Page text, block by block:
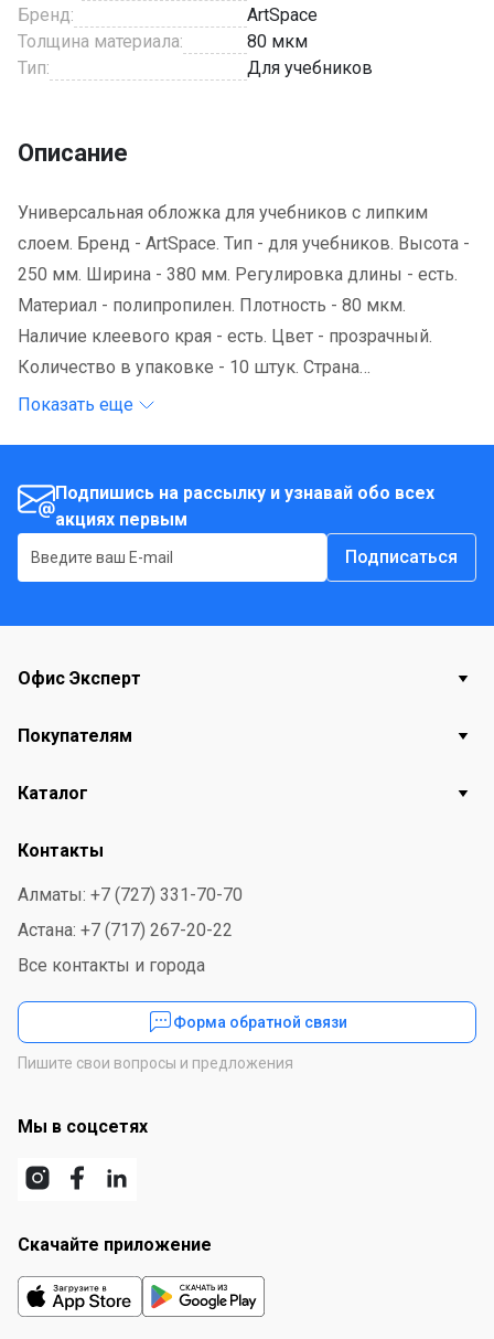
Бренд:
ArtSpace
Толщина материала:
80 мкм
Тип:
Для учебников
Описание
Универсальная обложка для учебников с липким
слоем. Бренд - ArtSpace. Тип - для учебников. Высота -
250 мм. Ширина - 380 мм. Регулировка длины - есть.
Материал - полипропилен. Плотность - 80 мкм.
Наличие клеевого края - есть. Цвет - прозрачный.
Количество в упаковке - 10 штук. Страна
происхождения - Россия.
Показать еще
Подпишись на рассылку и узнавай обо всех
акциях первым
Подписаться
Офис Эксперт
Покупателям
Каталог
Контакты
Алматы: +7 (727) 331-70-70
Астана: +7 (717) 267-20-22
Все контакты и города
Форма обратной связи
Пишите свои вопросы и предложения
Мы в соцсетях
Скачайте приложение